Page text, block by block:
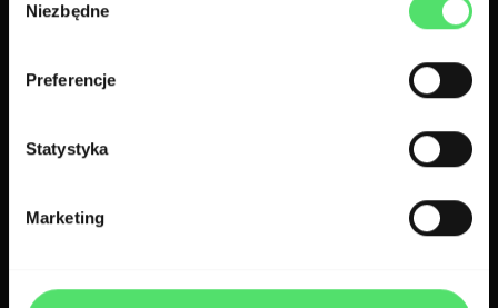
zgody
Niezbędne
Preferencje
Statystyka
Marketing
300.codes na Forum Pharma Planet
360°
2 min czytania